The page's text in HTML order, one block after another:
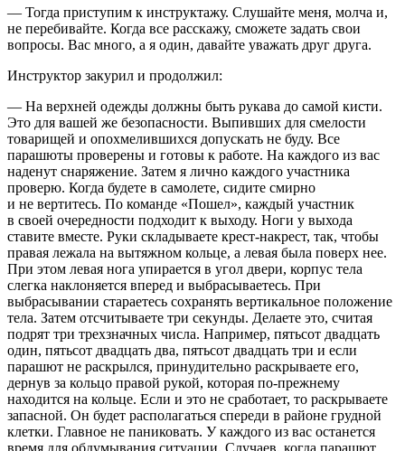
— Тогда приступим к инструктажу. Слушайте меня, молча и,
не перебивайте. Когда все расскажу, сможете задать свои
вопросы. Вас много, а я один, давайте уважать друг друга.
Инструктор закурил и продолжил:
— На верхней одежды должны быть рукава до самой кисти.
Это для вашей же безопасности. Выпивших для смелости
товарищей и опохмелившихся допускать не буду. Все
парашюты проверены и готовы к работе. На каждого из вас
наденут снаряжение. Затем я лично каждого участника
проверю. Когда будете в самолете, сидите смирно
и не вертитесь. По команде «Пошел», каждый участник
в своей очередности подходит к выходу. Ноги у выхода
ставите вместе. Руки складываете крест-накрест, так, чтобы
правая лежала на вытяжном кольце, а левая была поверх нее.
При этом левая нога упирается в угол двери, корпус тела
слегка наклоняется вперед и выбрасываетесь. При
выбрасывании стараетесь сохранять вертикальное положение
тела. Затем отсчитываете три секунды. Делаете это, считая
подрят три трехзначных числа. Например, пятьсот двадцать
один, пятьсот двадцать два, пятьсот двадцать три и если
парашют не раскрылся, принудительно раскрываете его,
дернув за кольцо правой рукой, которая по-прежнему
находится на кольце. Если и это не сработает, то раскрываете
запасной. Он будет располагаться спереди в районе грудной
клетки. Главное не паниковать. У каждого из вас останется